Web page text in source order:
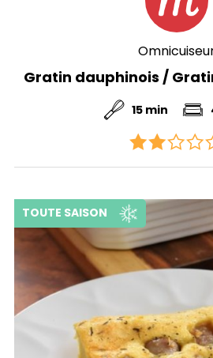
Gratin dauphinois /
15 min
TOUTE SAISON